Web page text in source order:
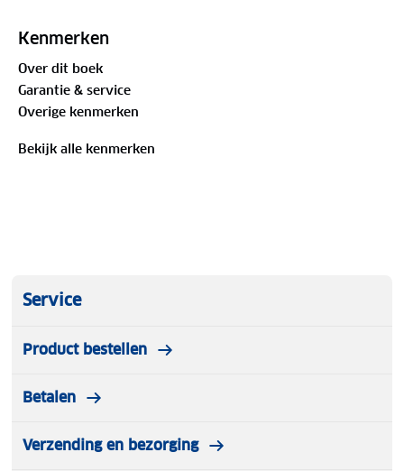
route uitstippelen. Op iedere kaart vind je
bovendien minimaal twee kant‑en‑klare fietsroutes
en wandelroutes, waarvan je de knooppuntkaartjes
kunt uitknippen en gemakkelijk in je ANWB
mooiste natuurgebieden.
Kenmerken
Over dit boek
Garantie & service
Overige kenmerken
Bekijk alle kenmerken
Service
Product bestellen
Betalen
Verzending en bezorging